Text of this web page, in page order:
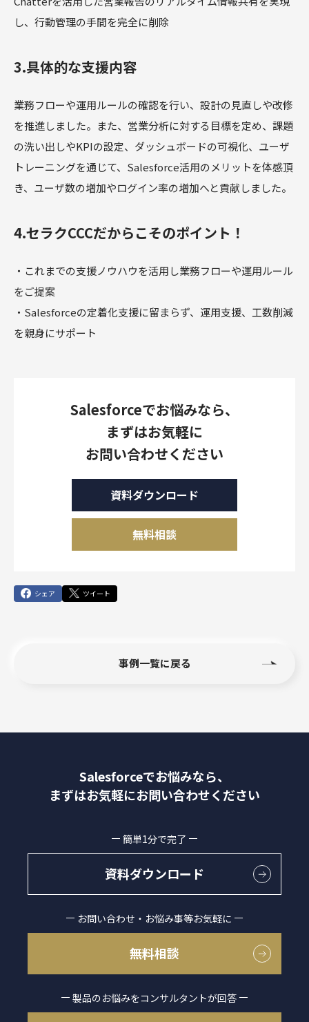
し、行動管理の手間を完全に削除
3.具体的な支援内容
業務フローや運用ルールの確認を行い、設計の見直しや改修
を推進しました。また、営業分析に対する目標を定め、課題
の洗い出しやKPIの設定、ダッシュボードの可視化、ユーザ
トレーニングを通じて、Salesforce活用のメリットを体感頂
き、ユーザ数の増加やログイン率の増加へと貢献しました。
4.セラクCCCだからこそのポイント！
・これまでの支援ノウハウを活用し業務フローや運用ルール
をご提案
・Salesforceの定着化支援に留まらず、運用支援、工数削減
を親身にサポート
Salesforceでお悩みなら、
まずはお気軽に
お問い合わせください
資料ダウンロード
無料相談
シェア ツイート
事例一覧に戻る
Salesforceでお悩みなら、
まずはお気軽にお問い合わせください
簡単1分で完了
資料ダウンロード
お問い合わせ・お悩み事等お気軽に
無料相談
製品のお悩みをコンサルタントが回答